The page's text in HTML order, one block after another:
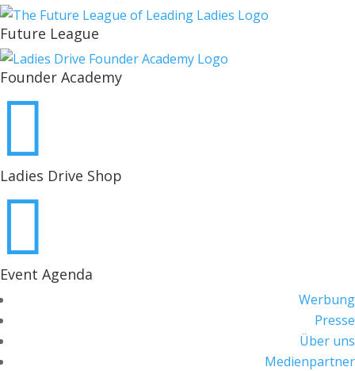
Future League
Founder Academy

Ladies Drive Shop

Event Agenda
Werbung
Presse
Über uns
Medienpartner